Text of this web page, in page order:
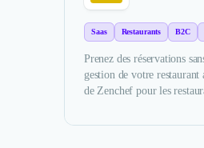
Saas Restaurants B2C
Prenez des réservations
gestion de votre
de Zenchef pour les